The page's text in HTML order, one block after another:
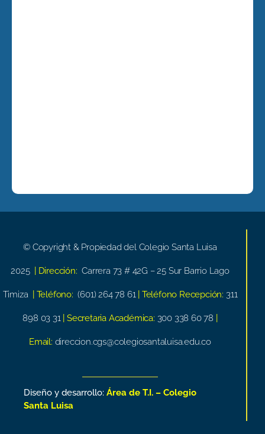
© Copyright & Propiedad del Colegio Santa Luisa
2025 | Dirección: Carrera 73 # 42G – 25 Sur Barrio Lago
Timiza | Teléfono: (601) 264 78 61 | Teléfono Recepción: 311
898 03 31 | Secretaria Académica: 300 338 60 78
Email: direccion.cgs@colegiosantaluisa.edu.co
Diseño y desarrollo: Área de T.I. – Colegio
Santa Luisa